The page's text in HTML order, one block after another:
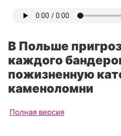
В Польше
каждого
пожизненную
каменоломни
Полная версия